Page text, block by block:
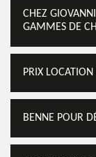
CHEZ
GAMMES DE
PRIX
BENNE POUR